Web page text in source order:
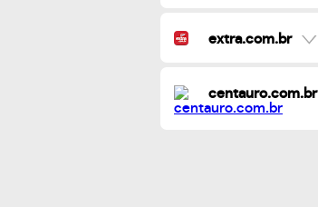
extra.com.br
centauro.com.br